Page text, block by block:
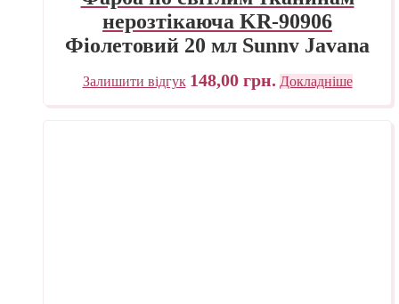
нерозтікаюча KR-90906
Фіолетовий 20 мл Sunny Javana
C.KREUL
Залишити відгук 148,00 грн. Докладніше